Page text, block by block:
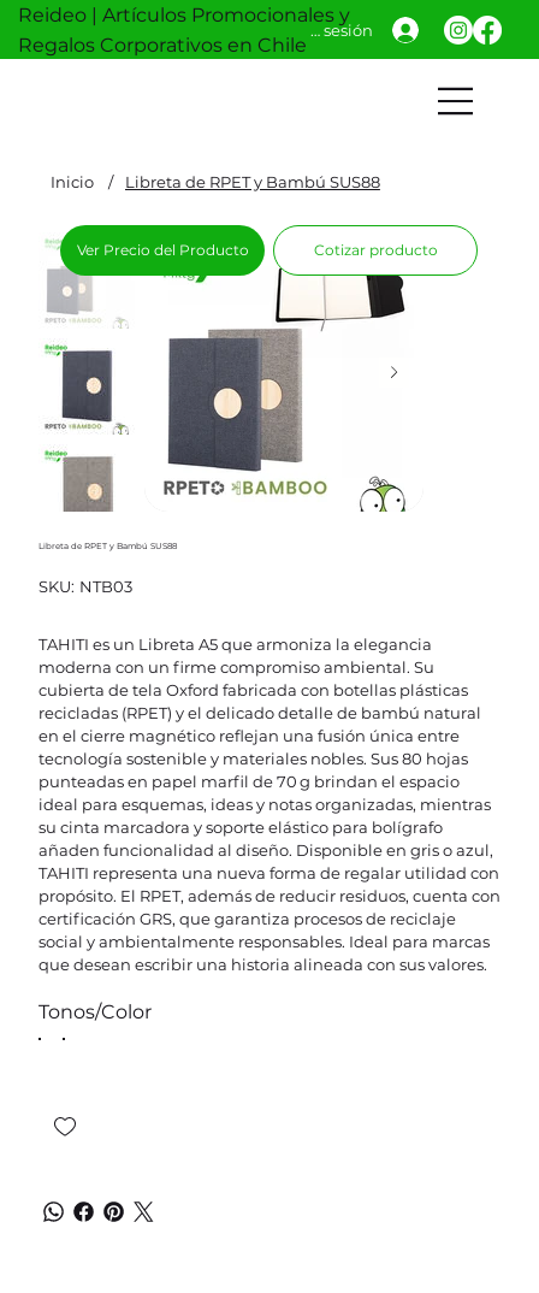
Reideo | Artículos Promocionales y
Regalos Corporativos en Chile
Iniciar sesión
Inicio / Libreta de RPET y Bambú SUS88
Libreta de RPET y Bambú SUS88
SKU: SKU
NTB03
NTB03
TAHITI es un Libreta A5 que armoniza la elegancia
moderna con un firme compromiso ambiental. Su
cubierta de tela Oxford fabricada con botellas plásticas
recicladas (RPET) y el delicado detalle de bambú natural
en el cierre magnético reflejan una fusión única entre
tecnología sostenible y materiales nobles. Sus 80 hojas
punteadas en papel marfil de 70 g brindan el espacio
ideal para esquemas, ideas y notas organizadas, mientras
su cinta marcadora y soporte elástico para bolígrafo
añaden funcionalidad al diseño. Disponible en gris o azul,
TAHITI representa una nueva forma de regalar utilidad con
propósito. El RPET, además de reducir residuos, cuenta con
certificación GRS, que garantiza procesos de reciclaje
social y ambientalmente responsables. Ideal para marcas
que desean escribir una historia alineada con sus valores.
Tonos/Color
Ver Precio del Producto Cotizar producto